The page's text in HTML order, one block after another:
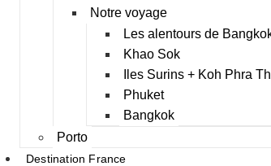
Notre voyage
Les alentours de
Khao Sok
Iles Surins + Koh Phra
Phuket
Bangkok
Porto
Destination France